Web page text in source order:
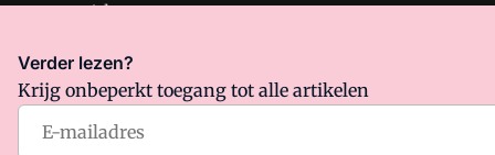
Adverteren
Management Support is onderdeel van VMN media.
Algemene Voorwaarden
Verder lezen?
Krijg onbeperkt toegang tot alle artikelen